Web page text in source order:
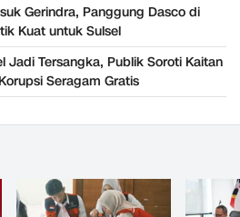
Gerindra, Panggung Dasco di
Kuat untuk Sulsel
Jadi Tersangka, Publik Soroti Kaitan
Seragam Gratis